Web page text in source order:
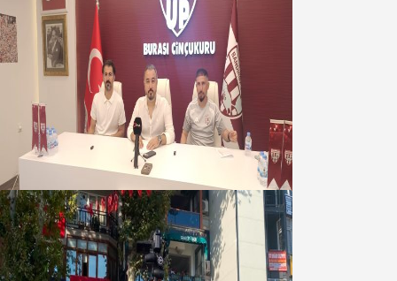
Oğuzbeyi : Transferlerde takımın
geleceğini, kulübün ekonomisini
düşündük